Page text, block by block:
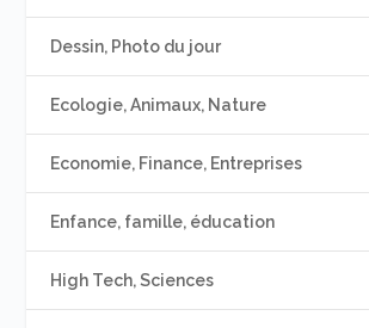
Dessin, Photo du jour
Ecologie, Animaux, Nature
Economie, Finance, Entreprises
Enfance, famille, éducation
High Tech, Sciences